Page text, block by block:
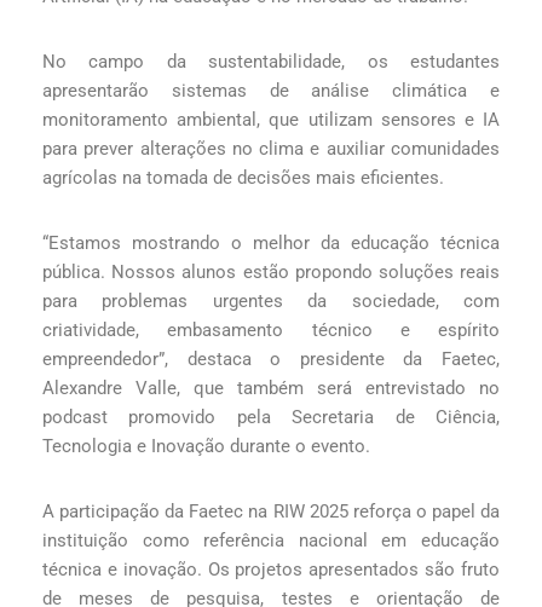
No campo da sustentabilidade, os estudantes
apresentarão sistemas de análise climática e
monitoramento ambiental, que utilizam sensores e IA
para prever alterações no clima e auxiliar comunidades
agrícolas na tomada de decisões mais eficientes.
“Estamos mostrando o melhor da educação técnica
pública. Nossos alunos estão propondo soluções reais
para problemas urgentes da sociedade, com
criatividade, embasamento técnico e espírito
empreendedor”, destaca o presidente da Faetec,
Alexandre Valle, que também será entrevistado no
podcast promovido pela Secretaria de Ciência,
Tecnologia e Inovação durante o evento.
A participação da Faetec na RIW 2025 reforça o papel da
instituição como referência nacional em educação
técnica e inovação. Os projetos apresentados são fruto
de meses de pesquisa, testes e orientação de